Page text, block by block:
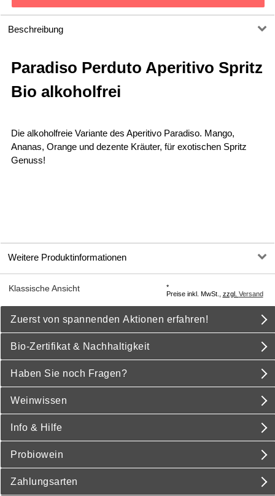
Beschreibung
Paradiso Perduto Aperitivo Spritz
Bio alkoholfrei
Die alkoholfreie Variante des Aperitivo Paradiso. Mango,
Ananas, Orange und dezente Kräuter, für exotischen Spritz
Genuss!
Weitere Produktinformationen
Klassische Ansicht
*
Preise inkl. MwSt., zzgl. Versand
Zuerst von spannenden Aktionen erfahren!
Bio-Zertifikat & Nachhaltigkeit
Haben Sie noch Fragen?
Weinwissen
Info & Hilfe
Probiowein
Zahlungsarten